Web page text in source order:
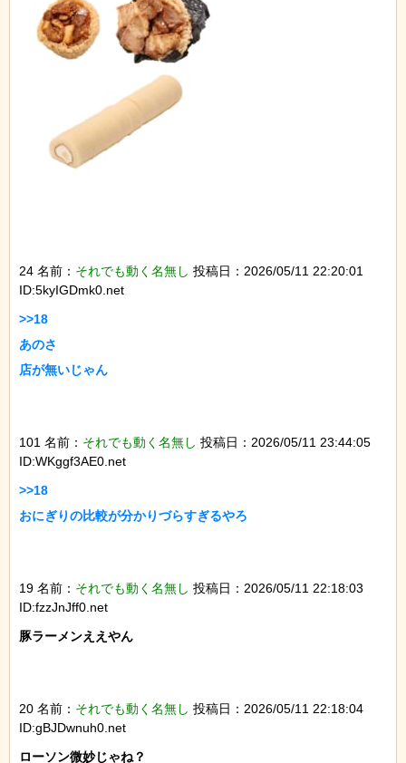
24 名前： それでも動く名無し 投稿日：2026/05/11 22:20:01
ID:5kyIGDmk0.net
>>18
あのさ
店が無いじゃん
101 名前： それでも動く名無し 投稿日：2026/05/11 23:44:05
ID:WKggf3AE0.net
>>18
おにぎりの比較が分かりづらすぎるやろ
19 名前： それでも動く名無し 投稿日：2026/05/11 22:18:03
ID:fzzJnJff0.net
豚ラーメンええやん
20 名前： それでも動く名無し 投稿日：2026/05/11 22:18:04
ID:gBJDwnuh0.net
ローソン微妙じゃね？